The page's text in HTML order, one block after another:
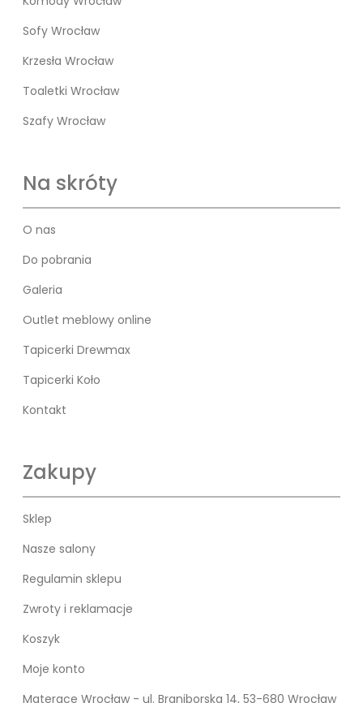
Sofy Wrocław
Krzesła Wrocław
Toaletki Wrocław
Szafy Wrocław
Na skróty
O nas
Do pobrania
Galeria
Outlet meblowy online
Tapicerki Drewmax
Tapicerki Koło
Kontakt
Zakupy
Sklep
Nasze salony
Regulamin sklepu
Zwroty i reklamacje
Koszyk
Moje konto
Materace Wrocław - ul. Braniborska 14, 53-680 Wrocław